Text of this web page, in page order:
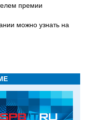
премии
можно узнать на